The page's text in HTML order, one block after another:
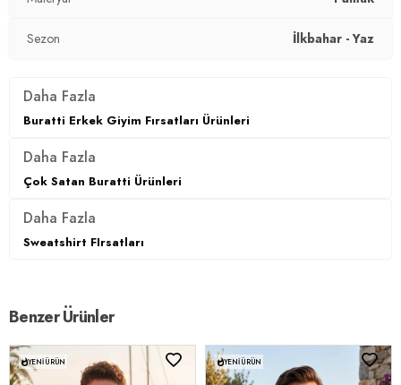
Yaş Grubu: Yetişkin
Menşei:Türkiye
Sezon İlkbahar - Yaz
Daha Fazla
Buratti Erkek Giyim Fırsatları Ürünleri
Daha Fazla
Çok Satan Buratti Ürünleri
Daha Fazla
Sweatshirt FIrsatları
Benzer Ürünler
YENI ÜRÜN YENI ÜRÜN